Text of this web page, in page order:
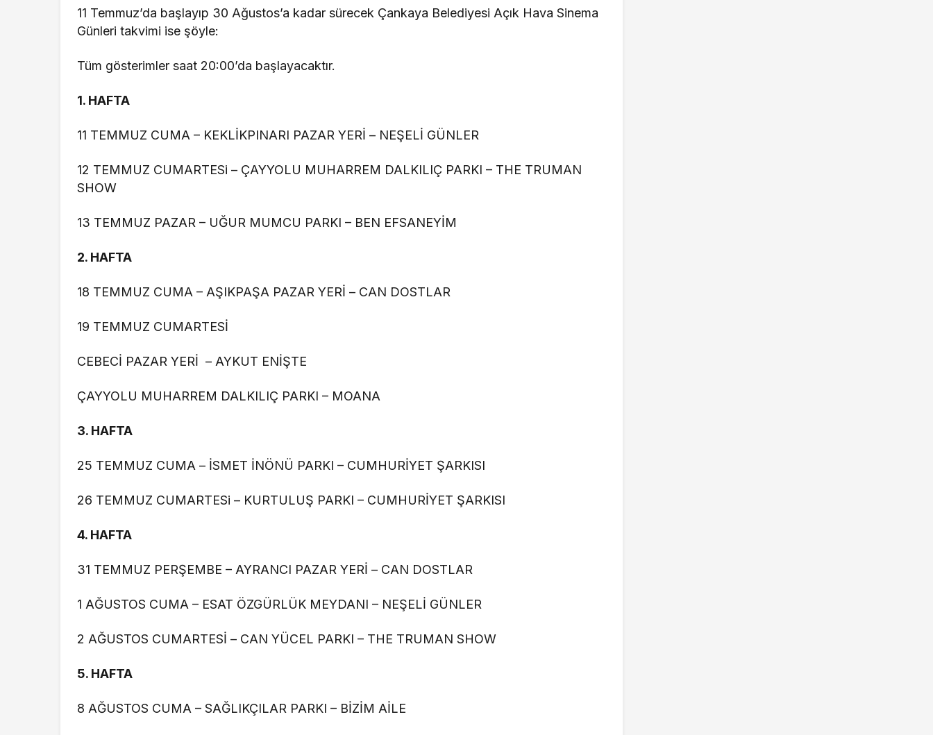
11 Temmuz’da başlayıp 30 Ağustos’a kadar sürecek Çankaya Belediyesi Açık Hava Sinema
Günleri takvimi ise şöyle:
Tüm gösterimler saat 20:00’da başlayacaktır.
1.⁠ ⁠HAFTA
11 TEMMUZ CUMA – KEKLİKPINARI PAZAR YERİ – NEŞELİ GÜNLER
12 TEMMUZ CUMARTESi – ÇAYYOLU MUHARREM DALKILIÇ PARKI – THE TRUMAN
SHOW
13 TEMMUZ PAZAR – UĞUR MUMCU PARKI – BEN EFSANEYİM
2.⁠ ⁠HAFTA
18 TEMMUZ CUMA – AŞIKPAŞA PAZAR YERİ – CAN DOSTLAR
19 TEMMUZ CUMARTESİ
CEBECİ PAZAR YERİ – AYKUT ENİŞTE
ÇAYYOLU MUHARREM DALKILIÇ PARKI – MOANA
3.⁠ ⁠HAFTA
25 TEMMUZ CUMA – İSMET İNÖNÜ PARKI – CUMHURİYET ŞARKISI
26 TEMMUZ CUMARTESi – KURTULUŞ PARKI – CUMHURİYET ŞARKISI
4.⁠ ⁠HAFTA
31 TEMMUZ PERŞEMBE – AYRANCI PAZAR YERİ – CAN DOSTLAR
1 AĞUSTOS CUMA – ESAT ÖZGÜRLÜK MEYDANI – NEŞELİ GÜNLER
2 AĞUSTOS CUMARTESİ – CAN YÜCEL PARKI – THE TRUMAN SHOW
5.⁠ ⁠HAFTA
8 AĞUSTOS CUMA – SAĞLIKÇILAR PARKI – BİZİM AİLE